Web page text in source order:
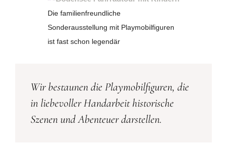
Die familienfreundliche
Sonderausstellung mit Playmobilfiguren
ist fast schon legendär
Wir bestaunen die Playmobilfiguren, die
in liebevoller Handarbeit historische
Szenen und Abenteuer darstellen.